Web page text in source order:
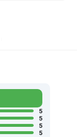
5
5
5
5